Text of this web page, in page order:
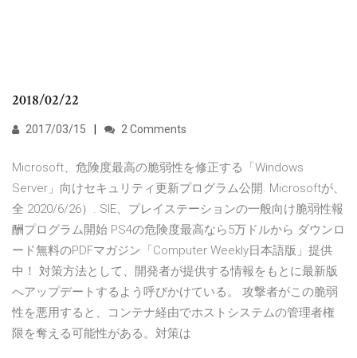
2018/02/22
2017/03/15 2 Comments
Microsoft、危険度最高の脆弱性を修正する「Windows
Server」向けセキュリティ更新プログラム公開. Microsoftが、
全 2020/6/26）. SIE、プレイステーションの一般向け脆弱性報
酬プログラム開始 PS4の危険度最高なら5万ドルから ダウンロ
ード無料のPDFマガジン「Computer Weekly日本語版」提供
中！ 対策方法として、開発者が提供する情報をもとに最新版
へアップデートするよう呼びかけている。 攻撃者がこの脆弱
性を悪用すると、コンテナ経由でホストシステムの管理者権
限を奪える可能性がある。対策は